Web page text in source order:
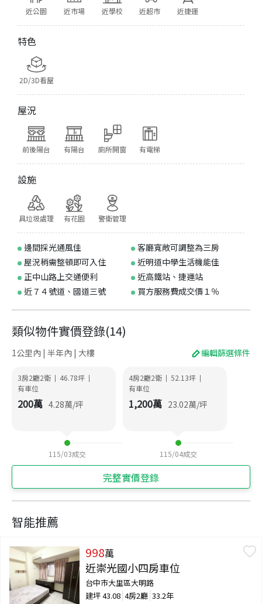
近公園 近市場 近學校 近超市 近捷運
特色
2D/3D看屋
屋況
前後陽台 有陽台 廁所開窗 有電梯
設施
具垃圾處理 有花園 警衛管理
邊間採光通風佳
客廳寬敞可調整為三房
屋況稍需整頓即可入住
近明道中學生活機能佳
正中山路上交通便利
近高鐵站、捷運站
近７４號道、國道三號
買方服務費成交價１％
類似物件實價登錄(14)
1公里內 | 半年內 | 大樓 編輯篩選條件
3房2廳2衛 | 46.78坪 |
有車位
200萬 4.28萬/坪
115/03成交
4房2廳2衛 | 52.13坪 |
有車位
1,200萬 23.02萬/坪
115/04成交
完整實價登錄
智能推薦
998萬
近崇光國小四房車位
台中市大里區大明路
建坪43.08 4房2廳 33.2年